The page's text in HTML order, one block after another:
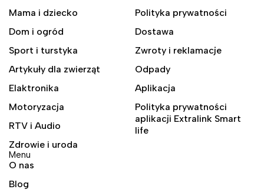
Mama i dziecko
Dom i ogród
Sport i turstyka
Artykuły dla zwierząt
Elaktronika
Motoryzacja
RTV i Audio
Zdrowie i uroda
Polityka prywatności
Dostawa
Zwroty i reklamacje
Odpady
Aplikacja
Polityka prywatności
aplikacji Extralink Smart
life
Menu
O nas
Blog